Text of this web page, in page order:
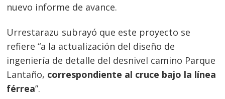
nuevo informe de avance.
Urrestarazu subrayó que este proyecto se
refiere “a la actualización del diseño de
ingeniería de detalle del desnivel camino Parque
Lantaño, correspondiente al cruce bajo la línea
férrea”.